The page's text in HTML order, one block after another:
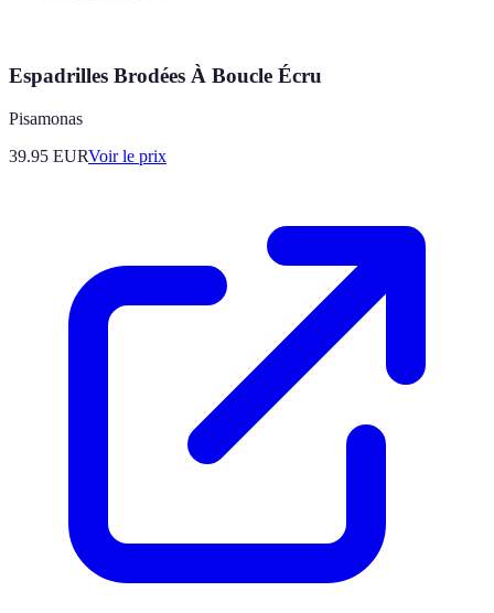
Espadrilles Brodées À Boucle Écru
Pisamonas
39.95 EURVoir le prix